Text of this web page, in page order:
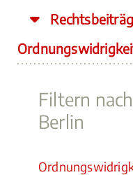
Filtern
Berlin